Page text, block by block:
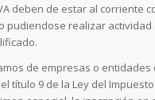
deben de estar al corriente
pudiendose realizar actividad
de empresas o entidades
título 9 de la Ley del